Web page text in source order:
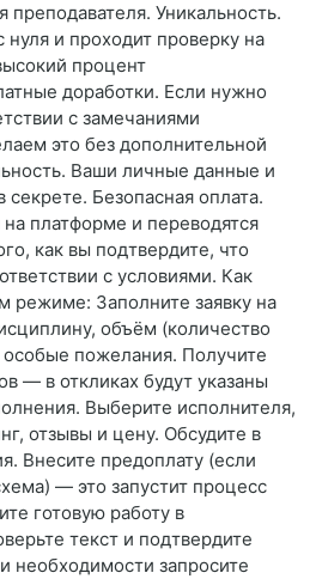
преподавателя. Уникальность.
и проходит проверку на
процент
доработки. Если нужно
с замечаниями
это без дополнительной
Ваши личные данные и
секрете. Безопасная оплата.
платформе и переводятся
как вы подтвердите, что
с условиями. Как
режиме: Заполните заявку на
объём (количество
особые пожелания. Получите
— в откликах будут указаны
Выберите исполнителя,
отзывы и цену. Обсудите в
Внесите предоплату (если
— это запустит процесс
готовую работу в
текст и подтвердите
необходимости запросите